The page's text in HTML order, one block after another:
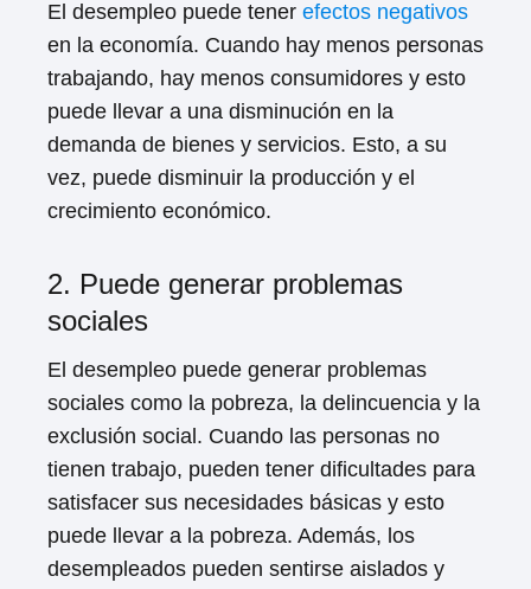
El desempleo puede tener efectos negativos
en la economía. Cuando hay menos personas
trabajando, hay menos consumidores y esto
puede llevar a una disminución en la
demanda de bienes y servicios. Esto, a su
vez, puede disminuir la producción y el
crecimiento económico.
2. Puede generar problemas
sociales
El desempleo puede generar problemas
sociales como la pobreza, la delincuencia y la
exclusión social. Cuando las personas no
tienen trabajo, pueden tener dificultades para
satisfacer sus necesidades básicas y esto
puede llevar a la pobreza. Además, los
desempleados pueden sentirse aislados y